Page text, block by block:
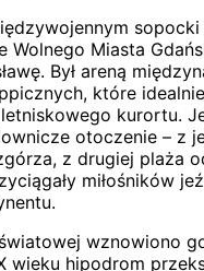
Wolnego Miasta
Był areną
które
kurortu.
otoczenie – z
z drugiej plaża
miłośników
wznowiono
wieku hipodrom